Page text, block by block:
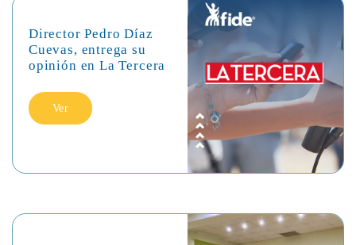
Director Pedro Díaz
Cuevas, entrega su
opinión en La Tercera
Ver